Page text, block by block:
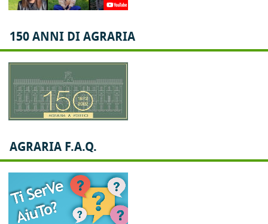
150 ANNI DI AGRARIA
AGRARIA F.A.Q.